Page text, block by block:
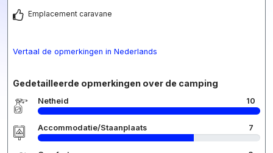
Emplacement caravane
Vertaal de opmerkingen in Nederlands
Gedetailleerde opmerkingen over de camping
Netheid 10
Accommodatie/Staanplaats 7